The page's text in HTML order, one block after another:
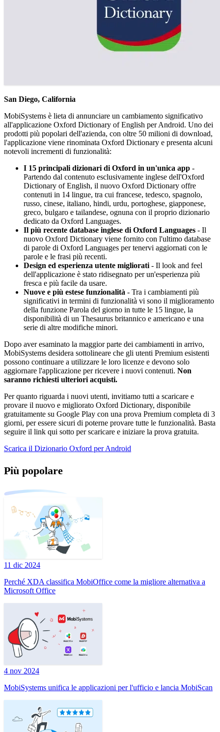
San Diego, California
MobiSystems è lieta di annunciare un cambiamento significativo
all'applicazione Oxford Dictionary of English per Android. Uno dei
prodotti più popolari dell'azienda, con oltre 50 milioni di download,
l'applicazione viene rinominata Oxford Dictionary e presenta alcuni
notevoli incrementi di funzionalità:
I 15 principali dizionari di Oxford in un'unica app -
Partendo dal contenuto esclusivamente inglese dell'Oxford
Dictionary of English, il nuovo Oxford Dictionary offre
contenuti in 14 lingue, tra cui francese, tedesco, spagnolo,
russo, cinese, italiano, hindi, urdu, portoghese, giapponese,
greco, bulgaro e tailandese, ognuna con il proprio dizionario
dedicato da Oxford Languages.
Il più recente database inglese di Oxford Languages - Il
nuovo Oxford Dictionary viene fornito con l'ultimo database
di parole di Oxford Languages per tenervi aggiornati con le
parole e le frasi più recenti.
Design ed esperienza utente migliorati - Il look and feel
dell'applicazione è stato ridisegnato per un'esperienza più
fresca e più facile da usare.
Nuove e più estese funzionalità - Tra i cambiamenti più
significativi in termini di funzionalità vi sono il miglioramento
della funzione Parola del giorno in tutte le 15 lingue, la
disponibilità di un Thesaurus britannico e americano e una
serie di altre modifiche minori.
Dopo aver esaminato la maggior parte dei cambiamenti in arrivo,
MobiSystems desidera sottolineare che gli utenti Premium esistenti
possono continuare a utilizzare le loro licenze e devono solo
aggiornare l'applicazione per ricevere i nuovi contenuti. Non
saranno richiesti ulteriori acquisti.
Per quanto riguarda i nuovi utenti, invitiamo tutti a scaricare e
provare il nuovo e migliorato Oxford Dictionary, disponibile
gratuitamente su Google Play con una prova Premium completa di 3
giorni, per essere sicuri di poterne provare tutte le funzionalità. Basta
seguire il link qui sotto per scaricare e iniziare la prova gratuita.
Scarica il Dizionario Oxford per Android
Più popolare
11 dic 2024
Perché XDA classifica MobiOffice come la migliore alternativa a
Microsoft Office
4 nov 2024
MobiSystems unifica le applicazioni per l'ufficio e lancia MobiScan